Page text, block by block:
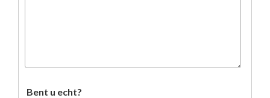
Bent u echt?